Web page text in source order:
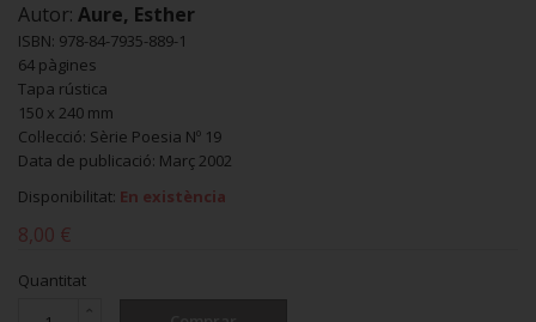
Autor: Aure, Esther
ISBN: 978-84-7935-889-1
64 pàgines
Tapa rústica
150 x 240 mm
Col·lecció: Sèrie Poesia Nº 19
Data de publicació: Març 2002
Disponibilitat: En existència
8,00 €
Quantitat